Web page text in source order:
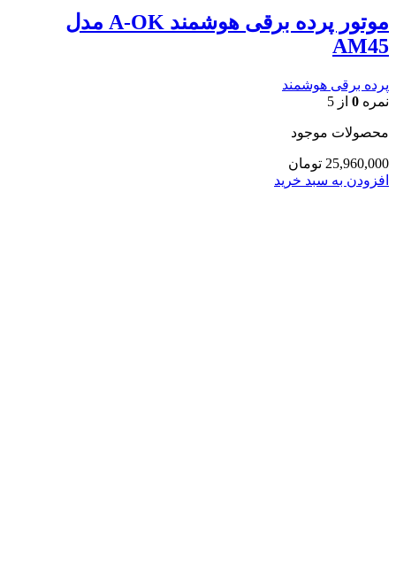
موتور پرده برقی هوشمند A-OK مدل
AM45
پرده برقی هوشمند
نمره 0 از 5
محصولات موجود
25,960,000 تومان
افزودن به سبد خرید